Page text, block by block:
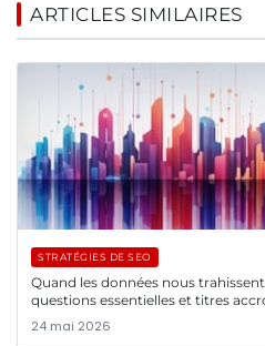
ARTICLES SIMILAIRES
STRATÉGIES DE SEO
Quand les données nous
questions essentielles et titres
24 mai 2026